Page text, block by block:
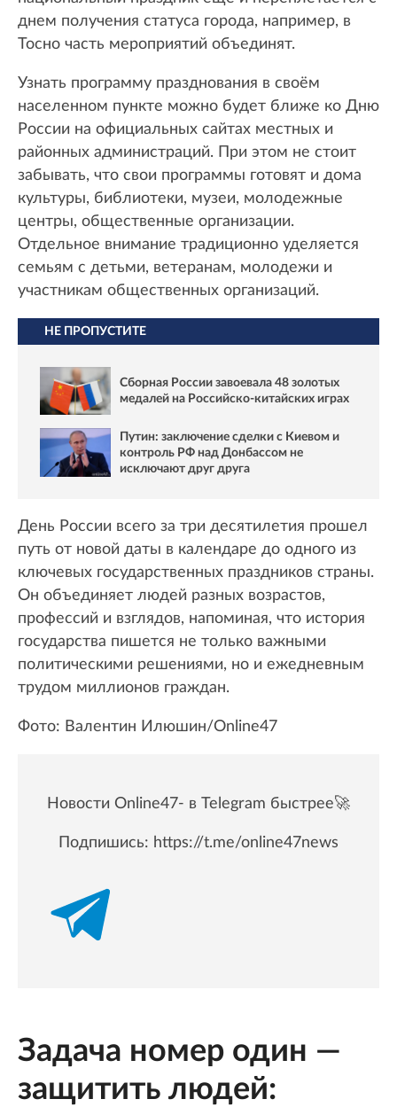
днем получения статуса города, например, в
Тосно часть мероприятий объединят.
Узнать программу празднования в своём
населенном пункте можно будет ближе ко Дню
России на официальных сайтах местных и
районных администраций. При этом не стоит
забывать, что свои программы готовят и дома
культуры, библиотеки, музеи, молодежные
центры, общественные организации.
Отдельное внимание традиционно уделяется
семьям с детьми, ветеранам, молодежи и
участникам общественных организаций.
НЕ ПРОПУСТИТЕ
Сборная России завоевала 48 золотых
медалей на Российско-китайских играх
Путин: заключение сделки с Киевом и
контроль РФ над Донбассом не
исключают друг друга
День России всего за три десятилетия прошел
путь от новой даты в календаре до одного из
ключевых государственных праздников страны.
Он объединяет людей разных возрастов,
профессий и взглядов, напоминая, что история
государства пишется не только важными
политическими решениями, но и ежедневным
трудом миллионов граждан.
Фото: Валентин Илюшин/Online47
Новости Online47- в Telegram быстрее🚀
Подпишись: https://t.me/online47news
Задача номер один —
защитить людей: